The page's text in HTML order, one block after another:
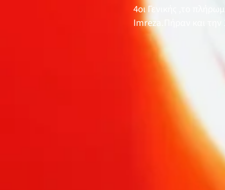
4οι Γενικής ,το
Imreza.Πήραν και την